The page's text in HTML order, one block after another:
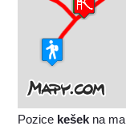
Pozice kešek na